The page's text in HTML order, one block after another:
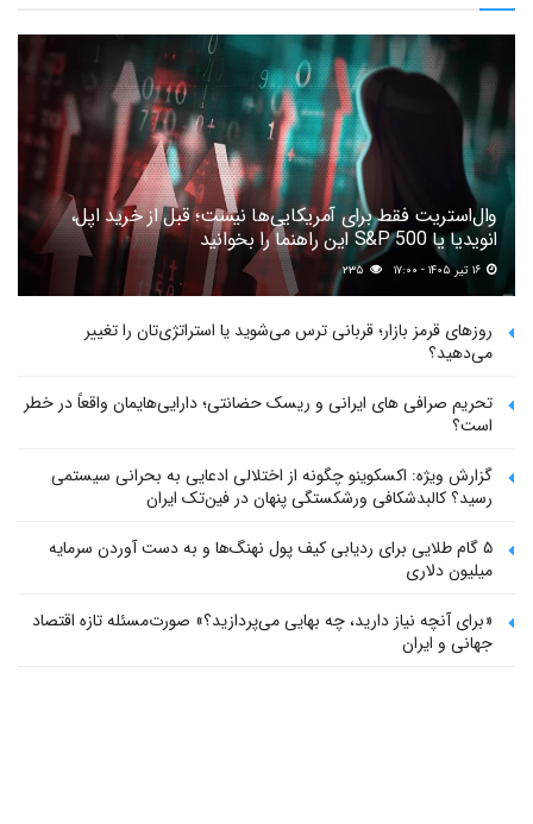
وال‌استریت فقط برای آمریکایی‌ها نیست؛ قبل از خرید اپل،
انویدیا یا S&P 500 این راهنما را بخوانید
۲۳۵
روزهای قرمز بازار؛ قربانی ترس می‌شوید یا استراتژی‌تان را تغییر
می‌دهید؟
تحریم صرافی های ایرانی و ریسک حضانتی؛ دارایی‌هایمان واقعاً در خطر
است؟
گزارش ویژه: اکسکوینو چگونه از اختلالی ادعایی به بحرانی سیستمی
رسید؟ کالبدشکافی ورشکستگی پنهان در فین‌تک ایران
۵ گام طلایی برای ردیابی کیف پول‌ نهنگ‌ها و به دست آوردن سرمایه
میلیون دلاری
«برای آنچه نیاز دارید، چه بهایی می‌پردازید؟» صورت‌مسئله تازه اقتصاد
جهانی و ایران